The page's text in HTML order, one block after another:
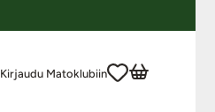
Kirjaudu Matoklubiin